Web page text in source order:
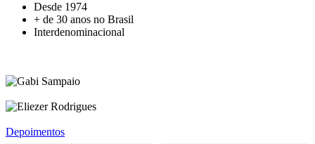
Desde 1974
+ de 30 anos no Brasil
Interdenominacional
Depoimentos